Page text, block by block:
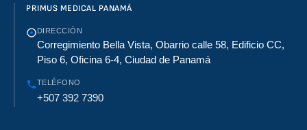
PRIMUS MEDICAL PANAMÁ
DIRECCIÓN
Corregimiento Bella Vista, Obarrio calle 58, Edificio CC,
Piso 6, Oficina 6-4, Ciudad de Panamá
TELÉFONO
+507 392 7390